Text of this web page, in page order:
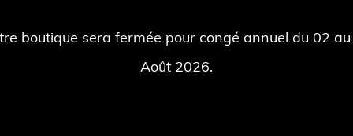
boutique sera fermée pour congé annuel du 02
Août 2026.